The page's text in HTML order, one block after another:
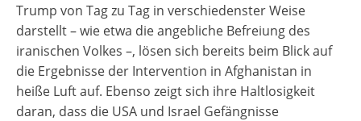
Trump von Tag zu Tag in verschiedenster Weise
darstellt – wie etwa die angebliche Befreiung des
iranischen Volkes –, lösen sich bereits beim Blick auf
die Ergebnisse der Intervention in Afghanistan in
heiße Luft auf. Ebenso zeigt sich ihre Haltlosigkeit
daran, dass die USA und Israel Gefängnisse